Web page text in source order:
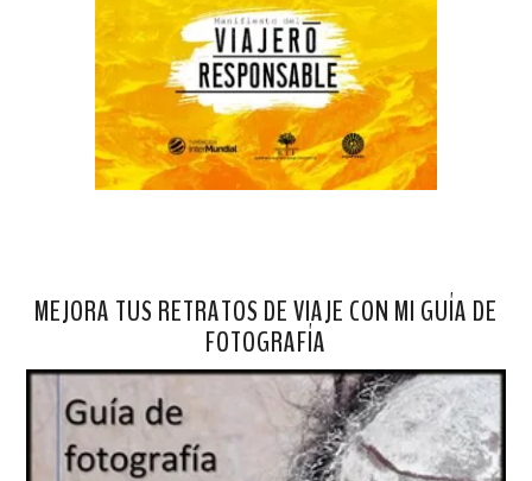
MEJORA TUS RETRATOS DE VIAJE CON MI GUÍA DE
FOTOGRAFÍA